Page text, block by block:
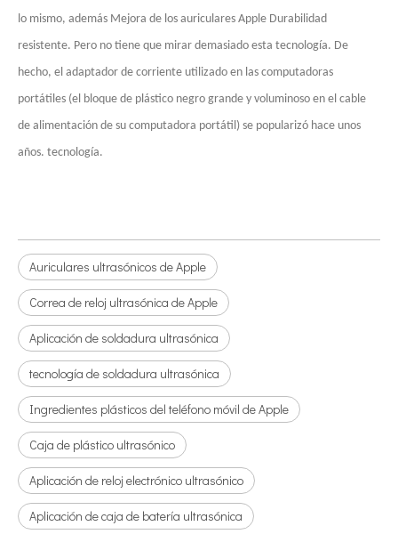
lo mismo, además Mejora de los auriculares Apple Durabilidad
resistente. Pero no tiene que mirar demasiado esta tecnología. De
hecho, el adaptador de corriente utilizado en las computadoras
portátiles (el bloque de plástico negro grande y voluminoso en el cable
de alimentación de su computadora portátil) se popularizó hace unos
años. tecnología.
Auriculares ultrasónicos de Apple
Correa de reloj ultrasónica de Apple
Aplicación de soldadura ultrasónica
tecnología de soldadura ultrasónica
Ingredientes plásticos del teléfono móvil de Apple
Caja de plástico ultrasónico
Aplicación de reloj electrónico ultrasónico
Aplicación de caja de batería ultrasónica